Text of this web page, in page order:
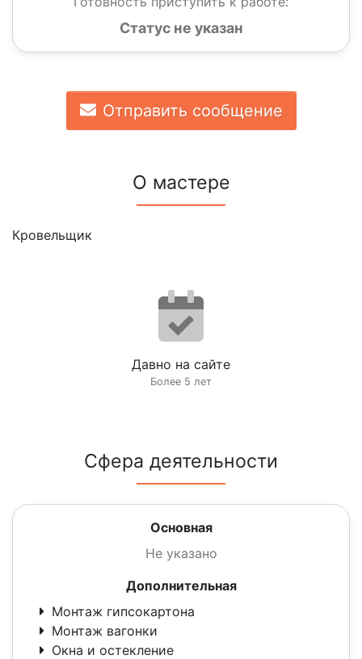
Статус не указан
Отправить сообщение
О мастере
Кровельщик
Давно на сайте
Более 5 лет
Сфера деятельности
Основная
Не указано
Дополнительная
Монтаж гипсокартона
Монтаж вагонки
Окна и остекление